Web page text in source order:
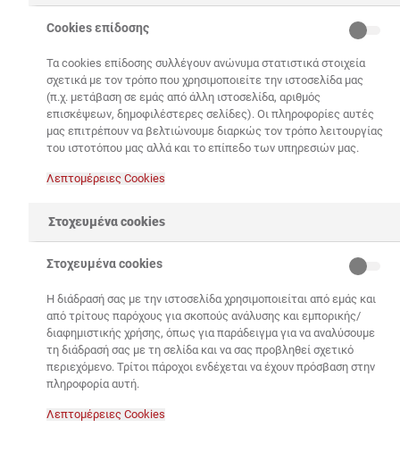
Με διαχρονική δέσμευση να δημιουργεί νέες τάσεις
από τα μεγάλα έργα μέχρι τις εφαρμογές
δίνοντας νέα διάσταση σε κατασκευές από τσιμέντο,
όπου κυριαρχεί η αισθητική και το design. Στο πρώτο
DIY workshop της εταιρίας οι συμμετέχοντες είχαν
την ευκαιρία να εξερευνήσουν τον κόσμο του
τσιμέντου, να συζητήσουν έξυπνες λύσεις για DIY
κατασκευές, να εμπνευστούν από πρωτότυπες ιδέες
μοντέρνου φωτιστικού από τσιμέντο. Παράλληλα, ο
Γιώργης Λαμπαθάκης ανανέωσε το ραντεβού για το
επόμενο DIY workshop του Ομίλου ΗΡΑΚΛΗΣ που θα
Αξίζει να σημειωθεί ότι στην ψηφιακή πλατφόρμα
www.xtizoumemazi.gr μπορεί κανείς να βρει ιδέες για
μοναδικές DIY κατασκευές από τσιμέντο με πρακτική
εφαρμογή στην καθημερινότητα όλων, καθώς και
κατοικία του. Ταυτόχρονα, εδώ ο Όμιλος ΗΡΑΚΛΗΣ
Cookies επίδοσης
Τα cookies επίδοσης συλλέγουν ανώνυμα στατιστικά στοιχεία
σχετικά με τον τρόπο που χρησιμοποιείτε την ιστοσελίδα μας
(π.χ. μετάβαση σε εμάς από άλλη ιστοσελίδα, αριθμός
επισκέψεων, δημοφιλέστερες σελίδες). Οι πληροφορίες αυτές
μας επιτρέπουν να βελτιώνουμε διαρκώς τον τρόπο λειτουργίας
του ιστοτόπου μας αλλά και το επίπεδο των υπηρεσιών μας.
Λεπτομέρειες Cookies‎
Στοχευμένα cookies
Στοχευμένα cookies
Η διάδρασή σας με την ιστοσελίδα χρησιμοποιείται από εμάς και
από τρίτους παρόχους για σκοπούς ανάλυσης και εμπορικής/
διαφημιστικής χρήσης, όπως για παράδειγμα για να αναλύσουμε
τη διάδρασή σας με τη σελίδα και να σας προβληθεί σχετικό
περιεχόμενο. Τρίτοι πάροχοι ενδέχεται να έχουν πρόσβαση στην
πληροφορία αυτή.
Λεπτομέρειες Cookies‎